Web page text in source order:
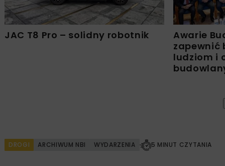
JAC T8 Pro – solidny robotnik
Awarie
zapewnić
ludziom i
DROGI ARCHIWUM NBI WYDARZENIA 5 MINUT CZYTANIA